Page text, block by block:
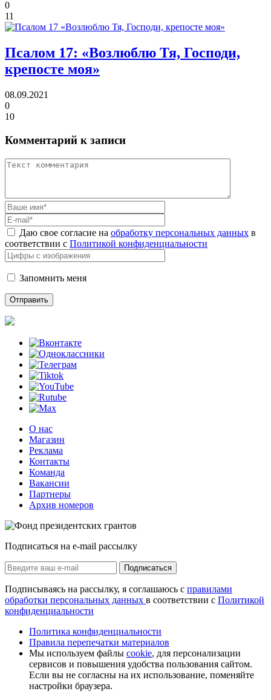
0
11
Псалом 17: «Возлюблю Тя, Господи,
крепосте моя»
08.09.2021
0
10
Комментарий к записи
Даю свое согласие на обработку персональных данных в
соответствии с Политикой конфиденциальности
Запомнить меня
О нас
Магазин
Реклама
Контакты
Команда
Вакансии
Партнеры
Архив номеров
Подписаться на e-mail рассылку
Подписаться
Подписываясь на рассылку, я соглашаюсь с правилами
обработки персональных данных в соответствии с Политикой
конфиденциальности
Политика конфиденциальности
Правила перепечатки материалов
Мы используем файлы cookie, для персонализации
сервисов и повышения удобства пользования сайтом.
Если вы не согласны на их использование, поменяйте
настройки браузера.